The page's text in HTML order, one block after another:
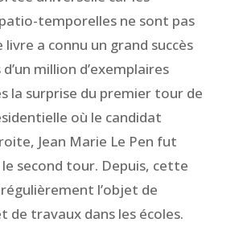
temporelles ne sont pas
livre a connu un grand succès
million d’exemplaires
la surprise du premier tour de
où le candidat
Jean Marie Le Pen fut
second tour. Depuis, cette
l’objet de
de travaux dans les écoles.